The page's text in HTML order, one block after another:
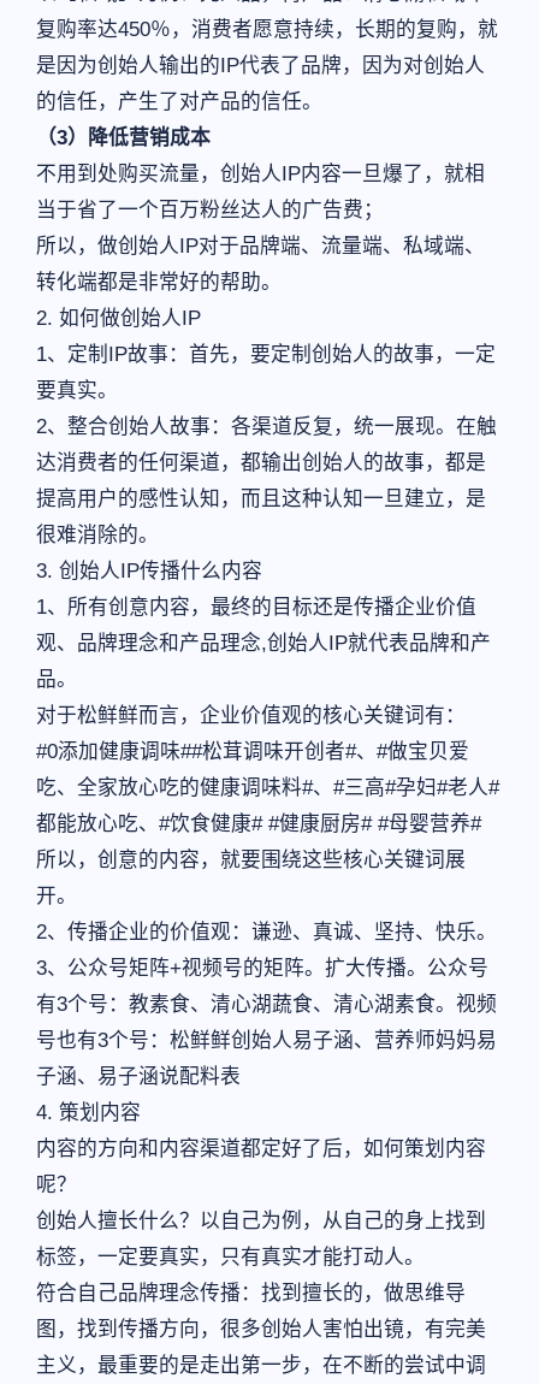
复购率达450％，消费者愿意持续，长期的复购，就
是因为创始人输出的IP代表了品牌，因为对创始人
的信任，产生了对产品的信任。
（3）降低营销成本
不用到处购买流量，创始人IP内容一旦爆了，就相
当于省了一个百万粉丝达人的广告费；
所以，做创始人IP对于品牌端、流量端、私域端、
转化端都是非常好的帮助。
2. 如何做创始人IP
1、定制IP故事：首先，要定制创始人的故事，一定
要真实。
2、整合创始人故事：各渠道反复，统一展现。在触
达消费者的任何渠道，都输出创始人的故事，都是
提高用户的感性认知，而且这种认知一旦建立，是
很难消除的。
3. 创始人IP传播什么内容
1、所有创意内容，最终的目标还是传播企业价值
观、品牌理念和产品理念,创始人IP就代表品牌和产
品。
对于松鲜鲜而言，企业价值观的核心关键词有：
#0添加健康调味##松茸调味开创者#、#做宝贝爱
吃、全家放心吃的健康调味料#、#三高#孕妇#老人#
都能放心吃、#饮食健康# #健康厨房# #母婴营养#
所以，创意的内容，就要围绕这些核心关键词展
开。
2、传播企业的价值观：谦逊、真诚、坚持、快乐。
3、公众号矩阵+视频号的矩阵。扩大传播。公众号
有3个号：教素食、清心湖蔬食、清心湖素食。视频
号也有3个号：松鲜鲜创始人易子涵、营养师妈妈易
子涵、易子涵说配料表
4. 策划内容
内容的方向和内容渠道都定好了后，如何策划内容
呢？
创始人擅长什么？以自己为例，从自己的身上找到
标签，一定要真实，只有真实才能打动人。
符合自己品牌理念传播：找到擅长的，做思维导
图，找到传播方向，很多创始人害怕出镜，有完美
主义，最重要的是走出第一步，在不断的尝试中调